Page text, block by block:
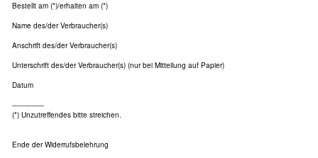
Bestellt am (*)/erhalten am (*)
Name des/der Verbraucher(s)
Anschrift des/der Verbraucher(s)
Unterschrift des/der Verbraucher(s) (nur bei Mitteilung auf Papier)
Datum
---------------
(*) Unzutreffendes bitte streichen.
Ende der Widerrufsbelehrung